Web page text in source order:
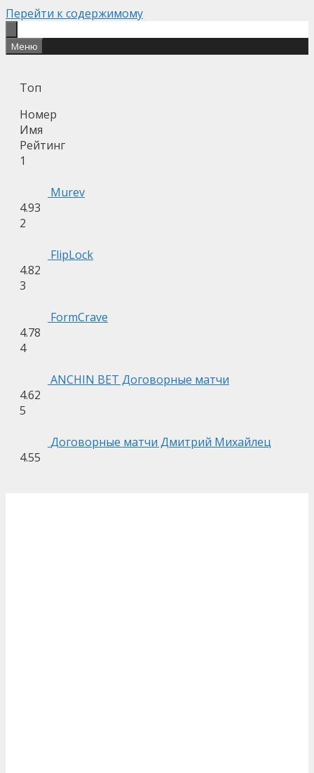
Перейти к содержимому
Меню
Топ
Номер
Имя
Рейтинг
1
Murev
4.93
2
FlipLock
4.82
3
FormCrave
4.78
4
ANCHIN BET Договорные матчи
4.62
5
Договорные матчи Дмитрий Михайлец
4.55